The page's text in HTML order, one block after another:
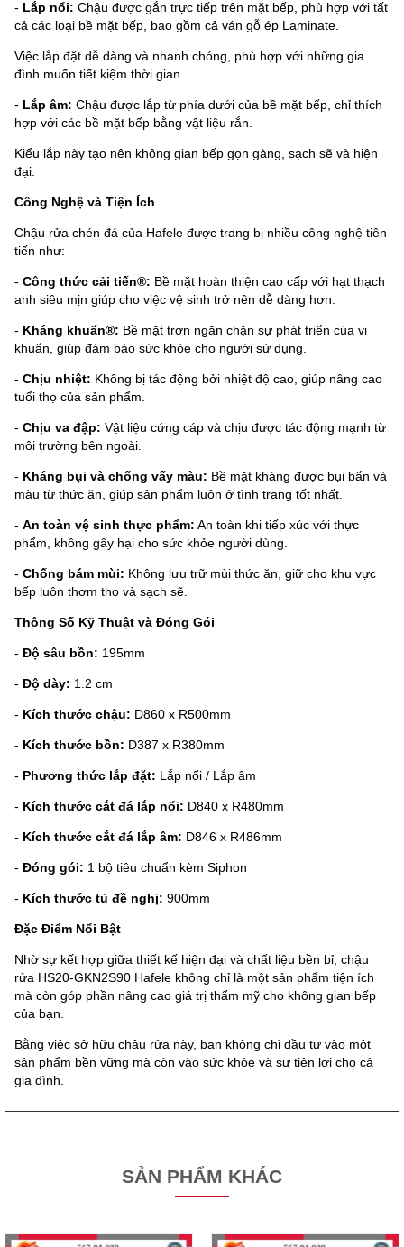
- Lắp nổi: Chậu được gắn trực tiếp trên mặt bếp, phù hợp với tất
cả các loại bề mặt bếp, bao gồm cả ván gỗ ép Laminate.
Việc lắp đặt dễ dàng và nhanh chóng, phù hợp với những gia
đình muốn tiết kiệm thời gian.
- Lắp âm: Chậu được lắp từ phía dưới của bề mặt bếp, chỉ thích
hợp với các bề mặt bếp bằng vật liệu rắn.
Kiểu lắp này tạo nên không gian bếp gọn gàng, sạch sẽ và hiện
đại.
Công Nghệ và Tiện Ích
Chậu rửa chén đá của Hafele được trang bị nhiều công nghệ tiên
tiến như:
- Công thức cải tiến®: Bề mặt hoàn thiện cao cấp với hạt thạch
anh siêu mịn giúp cho việc vệ sinh trở nên dễ dàng hơn.
- Kháng khuẩn®: Bề mặt trơn ngăn chặn sự phát triển của vi
khuẩn, giúp đảm bảo sức khỏe cho người sử dụng.
- Chịu nhiệt: Không bị tác động bởi nhiệt độ cao, giúp nâng cao
tuổi thọ của sản phẩm.
- Chịu va đập: Vật liệu cứng cáp và chịu được tác động mạnh từ
môi trường bên ngoài.
- Kháng bụi và chống vấy màu: Bề mặt kháng được bụi bẩn và
màu từ thức ăn, giúp sản phẩm luôn ở tình trạng tốt nhất.
- An toàn vệ sinh thực phẩm: An toàn khi tiếp xúc với thực
phẩm, không gây hại cho sức khỏe người dùng.
- Chống bám mùi: Không lưu trữ mùi thức ăn, giữ cho khu vực
bếp luôn thơm tho và sạch sẽ.
Thông Số Kỹ Thuật và Đóng Gói
- Độ sâu bồn: 195mm
- Độ dày: 1.2 cm
- Kích thước chậu: D860 x R500mm
- Kích thước bồn: D387 x R380mm
- Phương thức lắp đặt: Lắp nổi / Lắp âm
- Kích thước cắt đá lắp nổi: D840 x R480mm
- Kích thước cắt đá lắp âm: D846 x R486mm
- Đóng gói: 1 bộ tiêu chuẩn kèm Siphon
- Kích thước tủ đề nghị: 900mm
Đặc Điểm Nổi Bật
Nhờ sự kết hợp giữa thiết kế hiện đại và chất liệu bền bỉ, chậu
rửa HS20-GKN2S90 Hafele không chỉ là một sản phẩm tiện ích
mà còn góp phần nâng cao giá trị thẩm mỹ cho không gian bếp
của bạn.
Bằng việc sở hữu chậu rửa này, bạn không chỉ đầu tư vào một
sản phẩm bền vững mà còn vào sức khỏe và sự tiện lợi cho cả
gia đình.
SẢN PHẨM KHÁC